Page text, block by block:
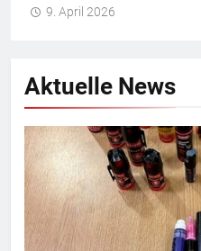
9. April 2026
Aktuelle News